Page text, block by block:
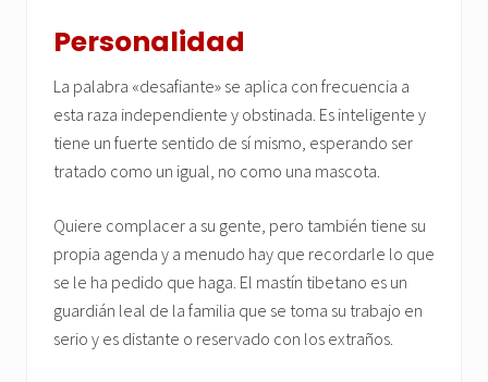
Personalidad
La palabra «desafiante» se aplica con frecuencia a
esta raza independiente y obstinada. Es inteligente y
tiene un fuerte sentido de sí mismo, esperando ser
tratado como un igual, no como una mascota.
Quiere complacer a su gente, pero también tiene su
propia agenda y a menudo hay que recordarle lo que
se le ha pedido que haga. El mastín tibetano es un
guardián leal de la familia que se toma su trabajo en
serio y es distante o reservado con los extraños.